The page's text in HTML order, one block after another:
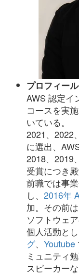
プロフィール
AWS 認定イ
コースを実
いている。
2021、2022
に選出、
2018、2019
受賞につき殿
前職では事
し、 2016年
加。その前
ソフトウェ
個人活動と
グ、 Youtube
ミュニティ
スピーカー